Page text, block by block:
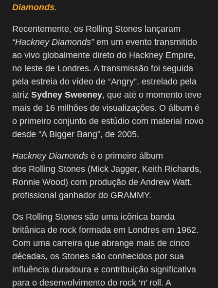
Diamonds.
Recentemente, os Rolling Stones lançaram
“Hackney Diamonds”em um evento transmitido
ao vivo globalmente direto do Hackney Empire,
no leste de Londres. A transmissão foi seguida
pela estreia do vídeo de “Angry”, estrelado pela
atriz Sydney Sweeney, que até o momento teve
mais de 16 milhões de visualizações. O álbum é
o primeiro conjunto de estúdio com material novo
desde “A Bigger Bang”, de 2005.
Hackney Diamonds é o primeiro álbum
dos Rolling Stones (Mick Jagger, Keith Richards,
Ronnie Wood) com produção de Andrew Watt,
profissional ganhador do GRAMMY.
Os Rolling Stones são uma icônica banda
britânica de rock formada em Londres em 1962.
Com uma carreira que abrange mais de cinco
décadas, os Stones são conhecidos por sua
influência duradoura e contribuição significativa
para o desenvolvimento do rock ‘n’ roll. A